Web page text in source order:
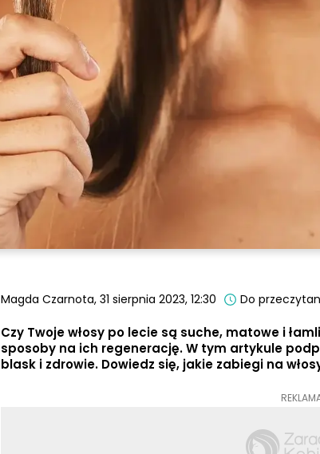
Magda Czarnota, 31 sierpnia 2023, 12:30 Do
Czy Twoje włosy po lecie są suche, matowe i
sposoby na ich regenerację. W tym artykule
blask i zdrowie. Dowiedz się, jakie zabiegi na